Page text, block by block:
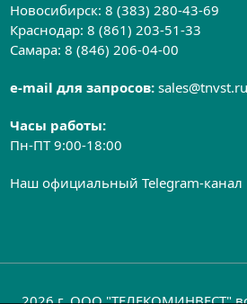
Новосибирск:8 (383) 280-43-69
Краснодар:8 (861) 203-51-33
Самара:8 (846) 206-04-00
e-mail для запросов:sales@tnvst.ru
Часы работы:
Пн-ПТ 9:00-18:00
Наш официальный Telegram-канал
2026 г. ООО "ТЕЛЕКОМИНВЕСТ"